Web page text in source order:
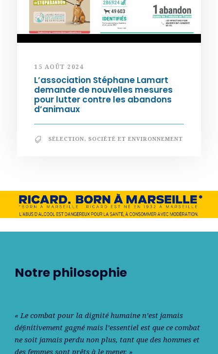
15 AOÛT 2024
L’association Stéphane Lamart
demande de nouvelles mesures
pour lutter contre les abandons
d’animaux
SÉLECTION, SOCIÉTÉ ET ENVIRONNEMENT
Notre philosophie
« Le combat pour la dignité humaine n’est jamais
déﬁnitivement gagné mais l’essentiel est que ce combat
ne soit jamais perdu non plus, tant que des hommes et
des femmes sont prêts à le mener. »